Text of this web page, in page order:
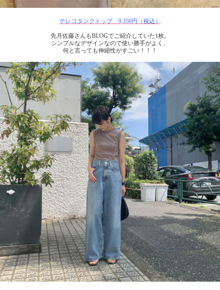
テレコタンクトップ 9,350円（税込）
先月佐藤さんもBLOGでご紹介していた1枚。
シンプルなデザインなので使い勝手がよく、
何と言っても伸縮性がすごい！！！